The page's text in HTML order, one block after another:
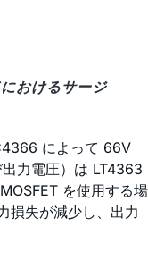
おけるサージ
によって 66V
力電圧）は LT4363
を使用する場
損失が減少し、出力